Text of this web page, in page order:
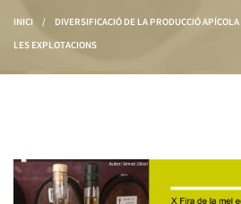
Esteu aquí
INICI /
DIVERSIFICACIÓ DE LA PRODUCCIÓ
LES EXPLOTACIONS